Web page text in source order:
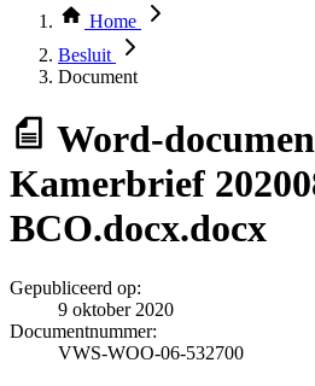
Thema COVID-19
Bekijk per bestuursorgaan
Home
Besluit
Document
Word-
Kamerbrief
BCO.docx.docx
Gepubliceerd op:
9 oktober 2020
Documentnummer:
VWS-WOO-06-532700